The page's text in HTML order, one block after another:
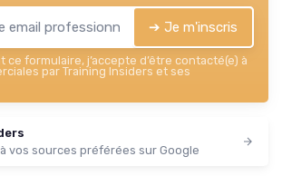
➔ Je m'inscris
ce formulaire, j’accepte d’être contacté(e) à
par Training Insiders et ses
vos sources préférées sur Google